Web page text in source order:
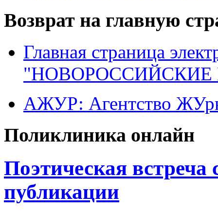
Возврат на главную
Главная страница
"НОВОРОССИЙСКИЕ
АЖУР: Агентство
Поликлиника онлайн
Поэтическая
публикации